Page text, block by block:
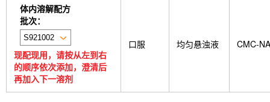
Ecliptasaponin A
23-Hydroxybetulinic acid
Maltotetraose
Sinensetin Isoscopoletin
acid
2'-deoxyguanosine
Phenylacetaldehyde
体内溶解配方
批次：
现配现用，请按从左到右
的顺序依次添加，澄清后
再加入下一溶剂
口服 均匀悬浊液 CMC-NA